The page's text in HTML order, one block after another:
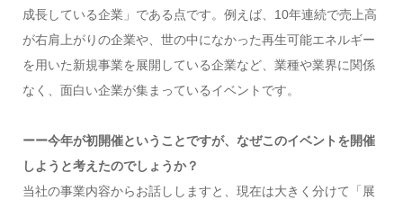
成長している企業」である点です。例えば、10年連続で売上高
が右肩上がりの企業や、世の中になかった再生可能エネルギー
を用いた新規事業を展開している企業など、業種や業界に関係
なく、面白い企業が集まっているイベントです。
ーー今年が初開催ということですが、なぜこのイベントを開催
しようと考えたのでしょうか？
当社の事業内容からお話ししますと、現在は大きく分けて「展